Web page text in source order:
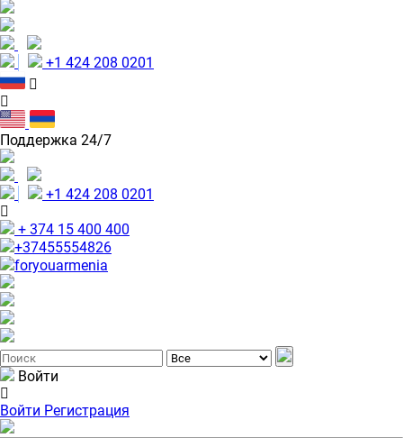
+1 424 208 0201
Поддержка 24/7
+1 424 208 0201
+ 374 15 400 400
+37455554826
foryouarmenia
Войти
Войти Регистрация